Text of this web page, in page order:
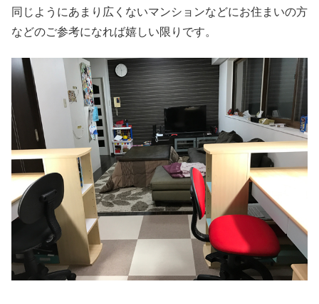
同じようにあまり広くないマンションなどにお住まいの方
などのご参考になれば嬉しい限りです。